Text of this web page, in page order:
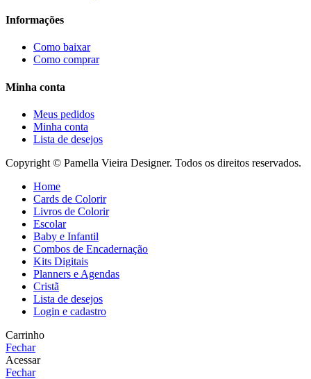
Informações
Como baixar
Como comprar
Minha conta
Meus pedidos
Minha conta
Lista de desejos
Copyright © Pamella Vieira Designer. Todos os direitos reservados.
Home
Cards de Colorir
Livros de Colorir
Escolar
Baby e Infantil
Combos de Encadernação
Kits Digitais
Planners e Agendas
Cristã
Lista de desejos
Login e cadastro
Carrinho
Fechar
Acessar
Fechar